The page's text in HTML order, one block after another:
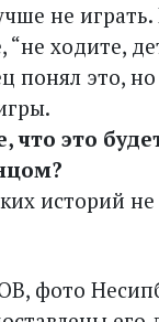
не играть.
“не ходите,
понял это,
что это
историй
фото